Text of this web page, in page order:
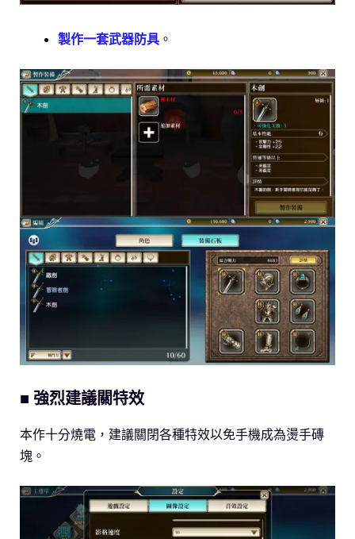
製作一套武器防具 。
■ 強烈建議關特效
本作十分燒電，建議關閉各種特效以免手機成為燙手磚
塊。